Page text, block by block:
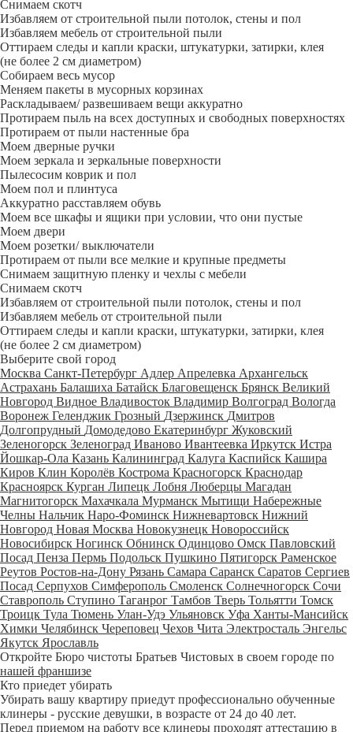
Снимаем скотч
Избавляем от строительной пыли потолок, стены и пол
Избавляем мебель от строительной пыли
Оттираем следы и капли краски, штукатурки, затирки, клея
(не более 2 см диаметром)
Собираем весь мусор
Меняем пакеты в мусорных корзинах
Раскладываем/ развешиваем вещи аккуратно
Протираем пыль на всех доступных и свободных поверхностях
Протираем от пыли настенные бра
Моем дверные ручки
Моем зеркала и зеркальные поверхности
Пылесосим коврик и пол
Моем пол и плинтуса
Аккуратно расставляем обувь
Моем все шкафы и ящики при условии, что они пустые
Моем двери
Моем розетки/ выключатели
Протираем от пыли все мелкие и крупные предметы
Снимаем защитную пленку и чехлы с мебели
Снимаем скотч
Избавляем от строительной пыли потолок, стены и пол
Избавляем мебель от строительной пыли
Оттираем следы и капли краски, штукатурки, затирки, клея
(не более 2 см диаметром)
Выберите свой город
Москва Санкт-Петербург Адлер Апрелевка Архангельск
Астрахань Балашиха Батайск Благовещенск Брянск Великий
Новгород Видное Владивосток Владимир Волгоград Вологда
Воронеж Геленджик Грозный Дзержинск Дмитров
Долгопрудный Домодедово Екатеринбург Жуковский
Зеленогорск Зеленоград Иваново Ивантеевка Иркутск Истра
Йошкар-Ола Казань Калининград Калуга Каспийск Кашира
Киров Клин Королёв Кострома Красногорск Краснодар
Красноярск Курган Липецк Лобня Люберцы Магадан
Магнитогорск Махачкала Мурманск Мытищи Набережные
Челны Нальчик Наро-Фоминск Нижневартовск Нижний
Новгород Новая Москва Новокузнецк Новороссийск
Новосибирск Ногинск Обнинск Одинцово Омск Павловский
Посад Пенза Пермь Подольск Пушкино Пятигорск Раменское
Реутов Ростов-на-Дону Рязань Самара Саранск Саратов Сергиев
Посад Серпухов Симферополь Смоленск Солнечногорск Сочи
Ставрополь Ступино Таганрог Тамбов Тверь Тольятти Томск
Троицк Тула Тюмень Улан-Удэ Ульяновск Уфа Ханты-Мансийск
Химки Челябинск Череповец Чехов Чита Электросталь Энгельс
Якутск Ярославль
Откройте Бюро чистоты Братьев Чистовых в своем городе по
нашей франшизе
Кто приедет убирать
Убирать вашу квартиру приедут профессионально обученные
клинеры - русские девушки, в возрасте от 24 до 40 лет.
Перед приемом на работу все клинеры проходят аттестацию в